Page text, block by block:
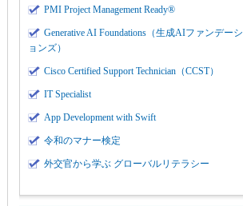
PMI Project Management Ready®
Generative AI Foundations（生成AIファンデーシ
ョンズ）
Cisco Certified Support Technician（CCST）
IT Specialist
App Development with Swift
令和のマナー検定
外交官から学ぶ グローバルリテラシー